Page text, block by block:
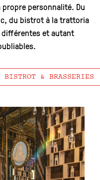
personnalité. Du
du bistrot à la trattoria
et autant
BISTROT & BRASSERIES